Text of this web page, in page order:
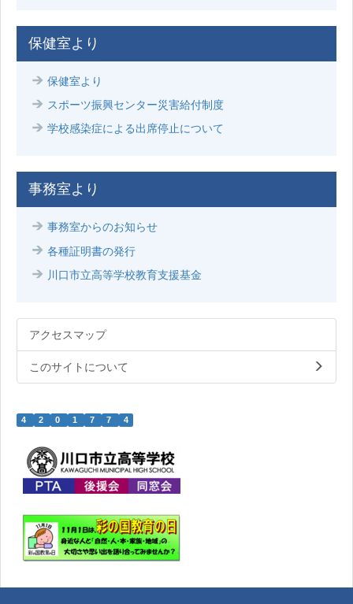
保健室より
保健室より
スポーツ振興センター災害給付制度
学校感染症による出席停止について
事務室より
事務室からのお知らせ
各種証明書の発行
川口市立高等学校教育支援基金
アクセスマップ
このサイトについて
4 2 0 1 7 7 4